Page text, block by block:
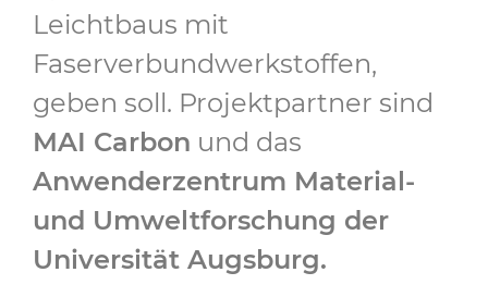
Leichtbaus mit
Faserverbundwerkstoffen,
geben soll. Projektpartner sind
MAI Carbon und das
Anwenderzentrum Material-
und Umweltforschung der
Universität Augsburg.